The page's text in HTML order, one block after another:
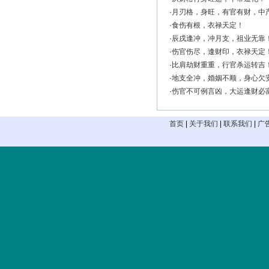
· 月刃格，身旺，有官有财，中
·食伤有根，衣禄天定！
·辰戌逢冲，冲月支，祖业无靠
·伤官伤尽，逢财印，衣禄天定
· 比肩劫财重重，行官杀运转吉
·地支全冲，婚姻不顺，身心欠
·伤官不可例言凶，大运逢财必
首页 关于我们 |联系我们 广